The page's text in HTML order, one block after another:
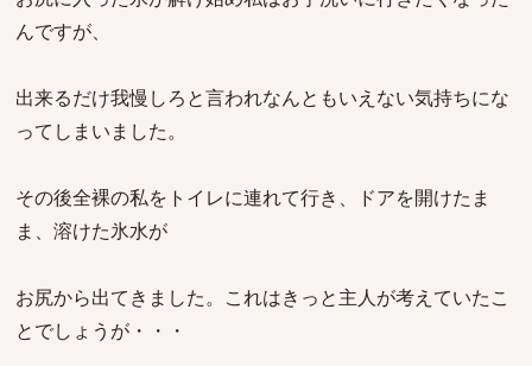
んですが、
出来るだけ我慢しろと言われなんともいえない気持ちにな
ってしまいました。
その後全裸の私をトイレに連れて行き、ドアを開けたま
ま、溶けた氷水が
お尻から出てきました。これはきっと主人が考えていたこ
とでしょうが・・・